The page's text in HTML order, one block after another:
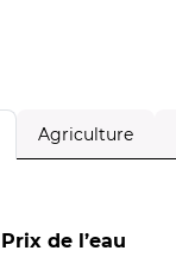
Agriculture
Prix de l’eau